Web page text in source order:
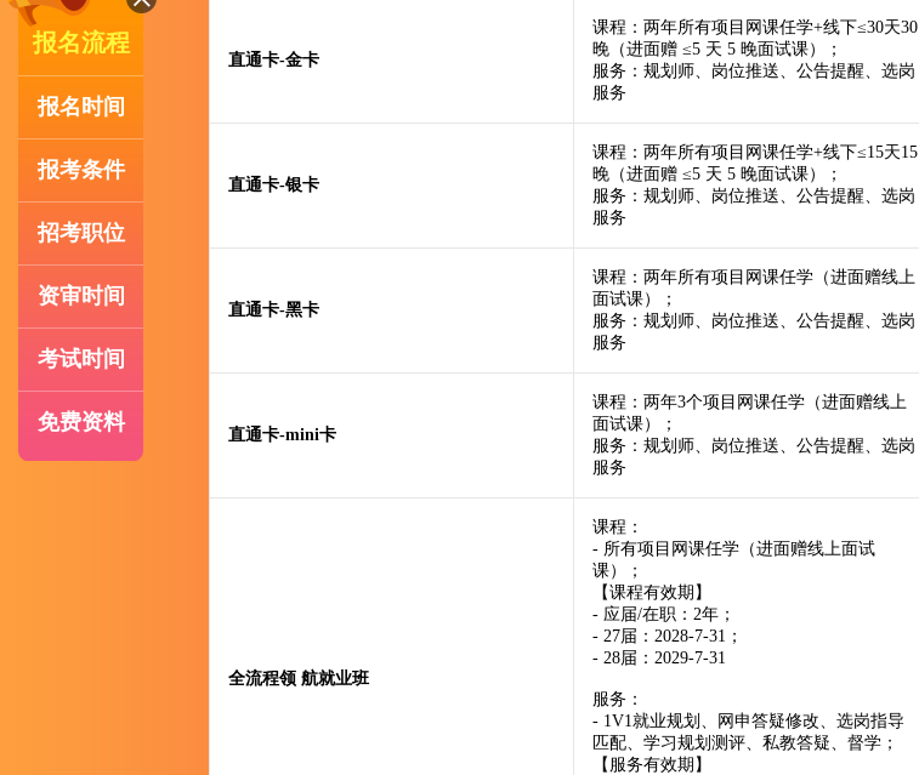
报名流程
报名时间
报考条件
招考职位
资审时间
考试时间
免费资料
直通卡-金卡
课程：两年所有项目网课任学+线下≤30天30
晚（进面赠 ≤5 天 5 晚面试课）；
服务：规划师、岗位推送、公告提醒、选岗
服务
直通卡-银卡
课程：两年所有项目网课任学+线下≤15天15
晚（进面赠 ≤5 天 5 晚面试课）；
服务：规划师、岗位推送、公告提醒、选岗
服务
直通卡-黑卡
课程：两年所有项目网课任学（进面赠线上
面试课）；
服务：规划师、岗位推送、公告提醒、选岗
服务
直通卡-mini卡
课程：两年3个项目网课任学（进面赠线上
面试课）；
服务：规划师、岗位推送、公告提醒、选岗
服务
全流程领 航就业班
课程：
- 所有项目网课任学（进面赠线上面试
课）；
【课程有效期】
- 应届/在职：2年；
- 27届：2028-7-31；
- 28届：2029-7-31
服务：
- 1V1就业规划、网申答疑修改、选岗指导
匹配、学习规划测评、私教答疑、督学；
【服务有效期】